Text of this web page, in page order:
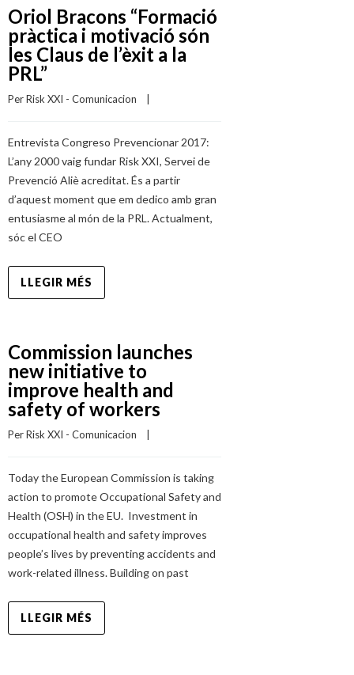
Oriol Bracons “Formació
pràctica i motivació són
les Claus de l’èxit a la
PRL”
Per Risk XXI - Comunicacion
Entrevista Congreso Prevencionar 2017:
L’any 2000 vaig fundar Risk XXI, Servei de
Prevenció Aliè acreditat. És a partir
d’aquest moment que em dedico amb gran
entusiasme al món de la PRL. Actualment,
sóc el CEO
LLEGIR MÉS
Commission launches
new initiative to
improve health and
safety of workers
Per Risk XXI - Comunicacion
Today the European Commission is taking
action to promote Occupational Safety and
Health (OSH) in the EU. Investment in
occupational health and safety improves
people’s lives by preventing accidents and
work-related illness. Building on past
LLEGIR MÉS